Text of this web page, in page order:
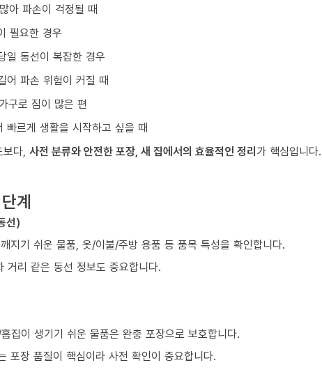
아 파손이 걱정될 때
필요한 경우
일 동선이 복잡한 경우
어 파손 위험이 커질 때
구로 짐이 많은 편
빠르게 생활을 시작하고 싶을 때
다, 사전 분류와 안전한 포장, 새 집에서의 효율적인 정리가 핵심입니다.
계
선)
지기 쉬운 물품, 옷/이불/주방 용품 등 품목 특성을 확인합니다.
거리 같은 동선 정보도 중요합니다.
집이 생기기 쉬운 물품은 완충 포장으로 보호합니다.
포장 품질이 핵심이라 사전 확인이 중요합니다.